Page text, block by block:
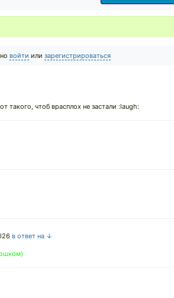
войти или зарегистрироваться
такого, чтоб врасплох не застали :laugh:
в ответ на ↓